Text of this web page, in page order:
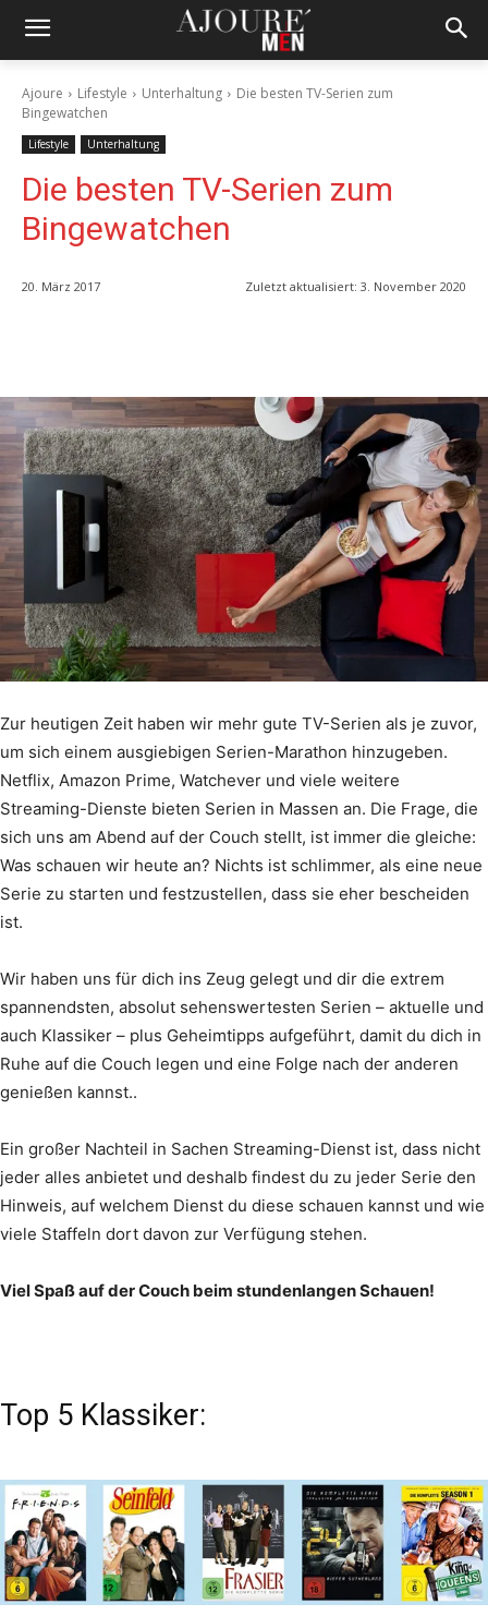
Ajoure Lifestyle Unterhaltung
Die besten TV-Serien zum
Bingewatchen
Lifestyle Unterhaltung
Die besten TV-Serien zum
Bingewatchen
20. März 2017 Zuletzt aktualisiert: 3. November 2020
Zur heutigen Zeit haben wir mehr gute TV-Serien als je zuvor,
um sich einem ausgiebigen Serien-Marathon hinzugeben.
Netflix, Amazon Prime, Watchever und viele weitere
Streaming-Dienste bieten Serien in Massen an. Die Frage, die
sich uns am Abend auf der Couch stellt, ist immer die gleiche:
Was schauen wir heute an? Nichts ist schlimmer, als eine neue
Serie zu starten und festzustellen, dass sie eher bescheiden
ist.
Wir haben uns für dich ins Zeug gelegt und dir die extrem
spannendsten, absolut sehenswertesten Serien – aktuelle und
auch Klassiker – plus Geheimtipps aufgeführt, damit du dich in
Ruhe auf die Couch legen und eine Folge nach der anderen
genießen kannst..
Ein großer Nachteil in Sachen Streaming-Dienst ist, dass nicht
jeder alles anbietet und deshalb findest du zu jeder Serie den
Hinweis, auf welchem Dienst du diese schauen kannst und wie
viele Staffeln dort davon zur Verfügung stehen.
Viel Spaß auf der Couch beim stundenlangen Schauen!
Top 5 Klassiker: